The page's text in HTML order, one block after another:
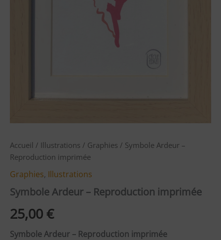
Accueil / Illustrations / Graphies / Symbole Ardeur –
Reproduction imprimée
Graphies, Illustrations
Symbole Ardeur – Reproduction imprimée
25,00 €
SymboleArdeur – Reproduction imprimée